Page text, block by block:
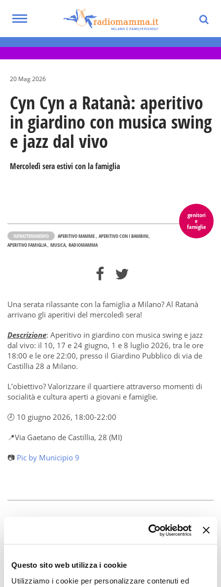
Questo sito web utilizza i cookie
Utilizziamo i cookie per personalizzare contenuti ed
main
Toggle
Eventi per bambini, ragazzi e adolescenti
nella Città Metropolitana di Milano
20 Mag 2026
Cyn Cyn a Ratanà: aperitivo
in giardino con musica swing
e jazz dal vivo
Mercoledì sera estivi con la famiglia
genitori
e
famiglie
INTRATTENIMENTO APERITIVO MAMME APERITIVO CON I BAMBINI
APERITIVO FAMIGLIA MUSICA RADIOMAMMA
Una serata rilassante con la famiglia a Milano? Al Ratanà
arrivano gli aperitivi del mercoledì sera!
Descrizione: Aperitivo in giardino con musica swing e jazz
dal vivo: il 10, 17 e 24 giugno, 1 e 8 luglio 2026, tra le ore
18:00 e le ore 22:00, presso il Giardino Pubblico di via de
Castillia 28 a Milano.
L’obiettivo? Valorizzare il quartiere attraverso momenti di
socialità e cultura aperti a giovani e famiglie.
🕗 10 giugno 2026, 18:00-22:00
📍Via Gaetano de Castillia, 28 (MI)
📷 Pic by Municipio 9